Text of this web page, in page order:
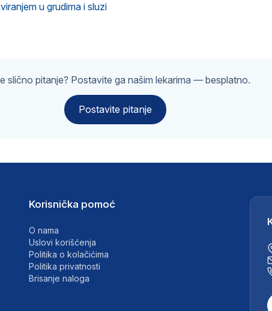
u grudima i sluzi
slično pitanje? Postavite ga našim lekarima — besplatno.
Postavite pitanje
Korisnička pomoć
O nama
Uslovi korišćenja
Politika o kolačićima
Politika privatnosti
Brisanje naloga